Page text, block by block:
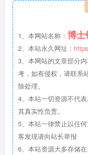
1、本网站名称： 博
2、本站永久网址：
3、本网站的文章部分
考，如有侵权，请联系
除处理。
4、本站一切资源不代
其真实性负责。
5、本站一律禁止以任
客发现请向站长举报
6、本站资源大多存储